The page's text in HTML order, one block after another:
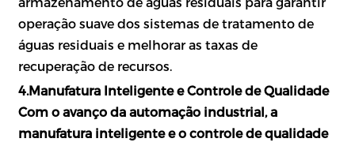
operação suave dos sistemas de tratamento de
águas residuais e melhorar as taxas de
recuperação de recursos.
4.Manufatura Inteligente e Controle de Qualidade
Com o avanço da automação industrial, a
manufatura inteligente e o controle de qualidade